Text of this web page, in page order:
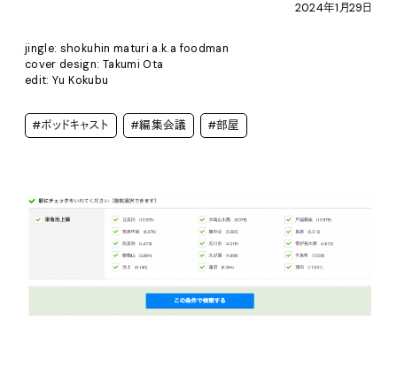
2024年1月29日
jingle: shokuhin maturi a.k.a foodman
cover design: Takumi Ota
edit: Yu Kokubu
#ポッドキャスト #編集会議 #部屋